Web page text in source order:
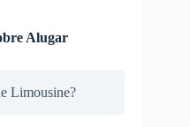
Alugar
Limousine?